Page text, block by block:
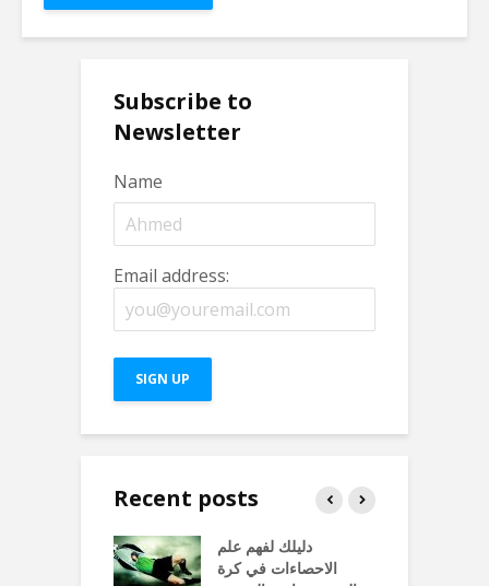
Subscribe to
Newsletter
Name
Email address:
Recent posts
دليلك لفهم علم
الاحصاءات في كرة